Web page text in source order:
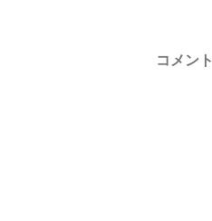
コメント